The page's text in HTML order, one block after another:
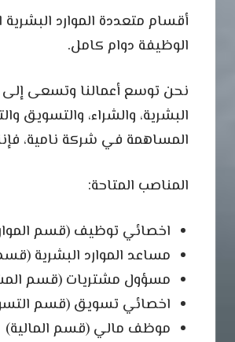
أقسام متعددة الموارد
الوظيفة دوام كامل.
نحن توسع أعمالنا وتسعى إلى
البشرية، والشراء، والتسويق
المساهمة في شركة نامية،
المناصب المتاحة:
اخصائي توظيف (قسم
مساعد الموارد البشرية
مسؤول مشتريات (قسم
اخصائي تسويق (قسم
موظف مالي (قسم المالية)